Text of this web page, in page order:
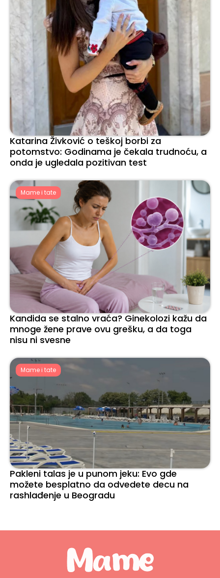
Katarina Živković o teškoj borbi za
potomstvo: Godinama je čekala trudnoću, a
onda je ugledala pozitivan test
Mame i tate
Kandida se stalno vraća? Ginekolozi kažu da
mnoge žene prave ovu grešku, a da toga
nisu ni svesne
Mame i tate
Pakleni talas je u punom jeku: Evo gde
možete besplatno da odvedete decu na
rashlađenje u Beogradu